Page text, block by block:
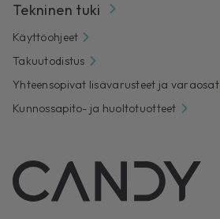
Tekninen tuki
Käyttöohjeet
Takuutodistus
Yhteensopivat lisävarusteet ja varaosat
Kunnossapito- ja huoltotuotteet